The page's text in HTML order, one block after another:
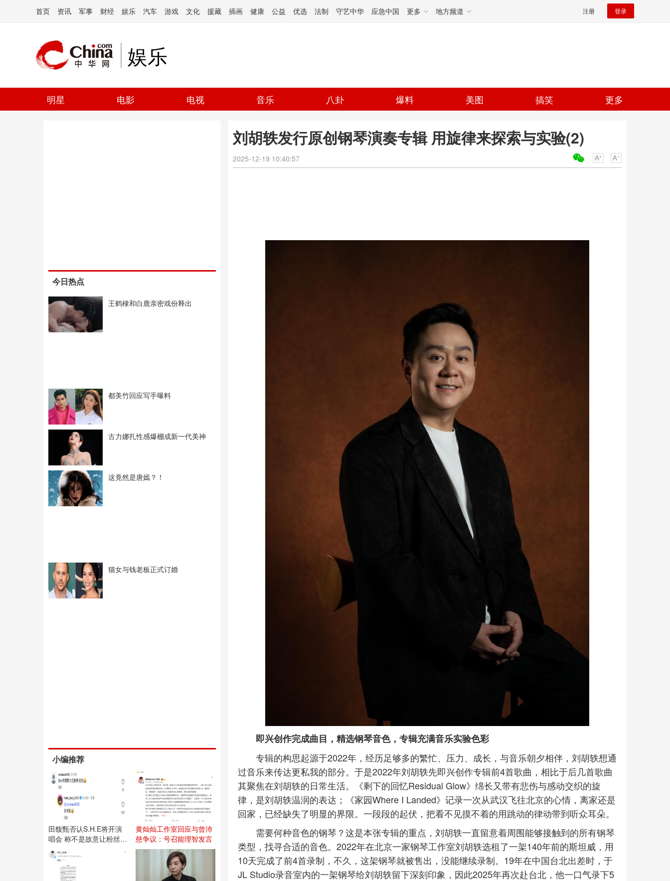
首页 资讯 军事 财经 娱乐 汽车 游戏 文化 援藏 插画 健康 公益 优选 法制 守艺中华 应急中国 更多 地方频道 注册 登录
娱乐
明星 电影 电视 音乐 八卦 爆料 美图 搞笑 更多
今日热点
王鹤棣和白鹿亲密戏份释出
都美竹回应写手曝料
古力娜扎性感爆棚成新一代美神
这竟然是唐嫣？！
猫女与钱老板正式订婚
小编推荐
田馥甄否认S.H.E将开演
唱会 称不是故意让粉丝失
望
黄灿灿工作室回应与曾沛
慈争议：号召能理智发言
刘胡轶发行原创钢琴演奏专辑 用旋律来探索与实验(2)
2025-12-19 10:40:57
即兴创作完成曲目，精选钢琴音色，专辑充满音乐实验色彩
专辑的构思起源于2022年，经历足够多的繁忙、压力、成长，与音乐朝夕相伴，刘胡轶想通
过音乐来传达更私我的部分。于是2022年刘胡轶先即兴创作专辑前4首歌曲，相比于后几首歌曲
其聚焦在刘胡轶的日常生活。《剩下的回忆Residual Glow》绵长又带有悲伤与感动交织的旋
律，是刘胡轶温润的表达；《家园Where I Landed》记录一次从武汉飞往北京的心情，离家还是
回家，已经缺失了明显的界限。一段段的起伏，把看不见摸不着的用跳动的律动带到听众耳朵。
需要何种音色的钢琴？这是本张专辑的重点，刘胡轶一直留意着周围能够接触到的所有钢琴
类型，找寻合适的音色。2022年在北京一家钢琴工作室刘胡轶选租了一架140年前的斯坦威，用
10天完成了前4首录制，不久，这架钢琴就被售出，没能继续录制。19年在中国台北出差时，于
JL Studio录音室内的一架钢琴给刘胡轶留下深刻印象，因此2025年再次赴台北，他一口气录下5